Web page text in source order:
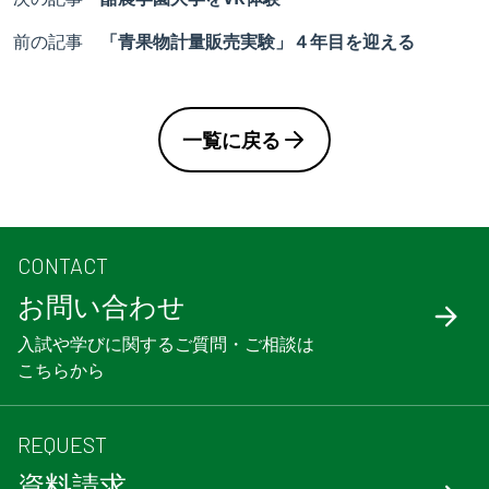
前の記事
「青果物計量販売実験」４年目を迎える
一覧に戻る
CONTACT
お問い合わせ
入試や学びに関するご質問・ご相談は
こちらから
REQUEST